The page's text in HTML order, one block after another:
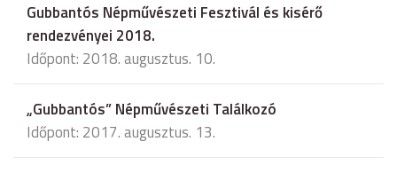
Gubbantós Népművészeti Fesztivál és kisérő
rendezvényei 2018.
Időpont: 2018. augusztus. 10.
„Gubbantós” Népművészeti Találkozó
Időpont: 2017. augusztus. 13.